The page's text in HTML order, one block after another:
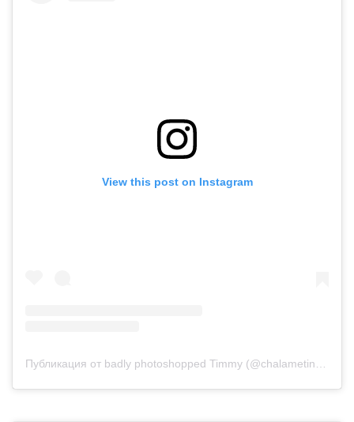
View this post on Instagram
Публикация от badly photoshopped Timmy (@chalametinart)